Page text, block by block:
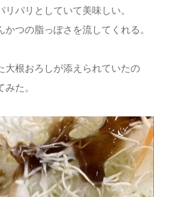
パリとしていて美味しい。
つの脂っぽさを流してくれる。
大根おろしが添えられていたの
た。